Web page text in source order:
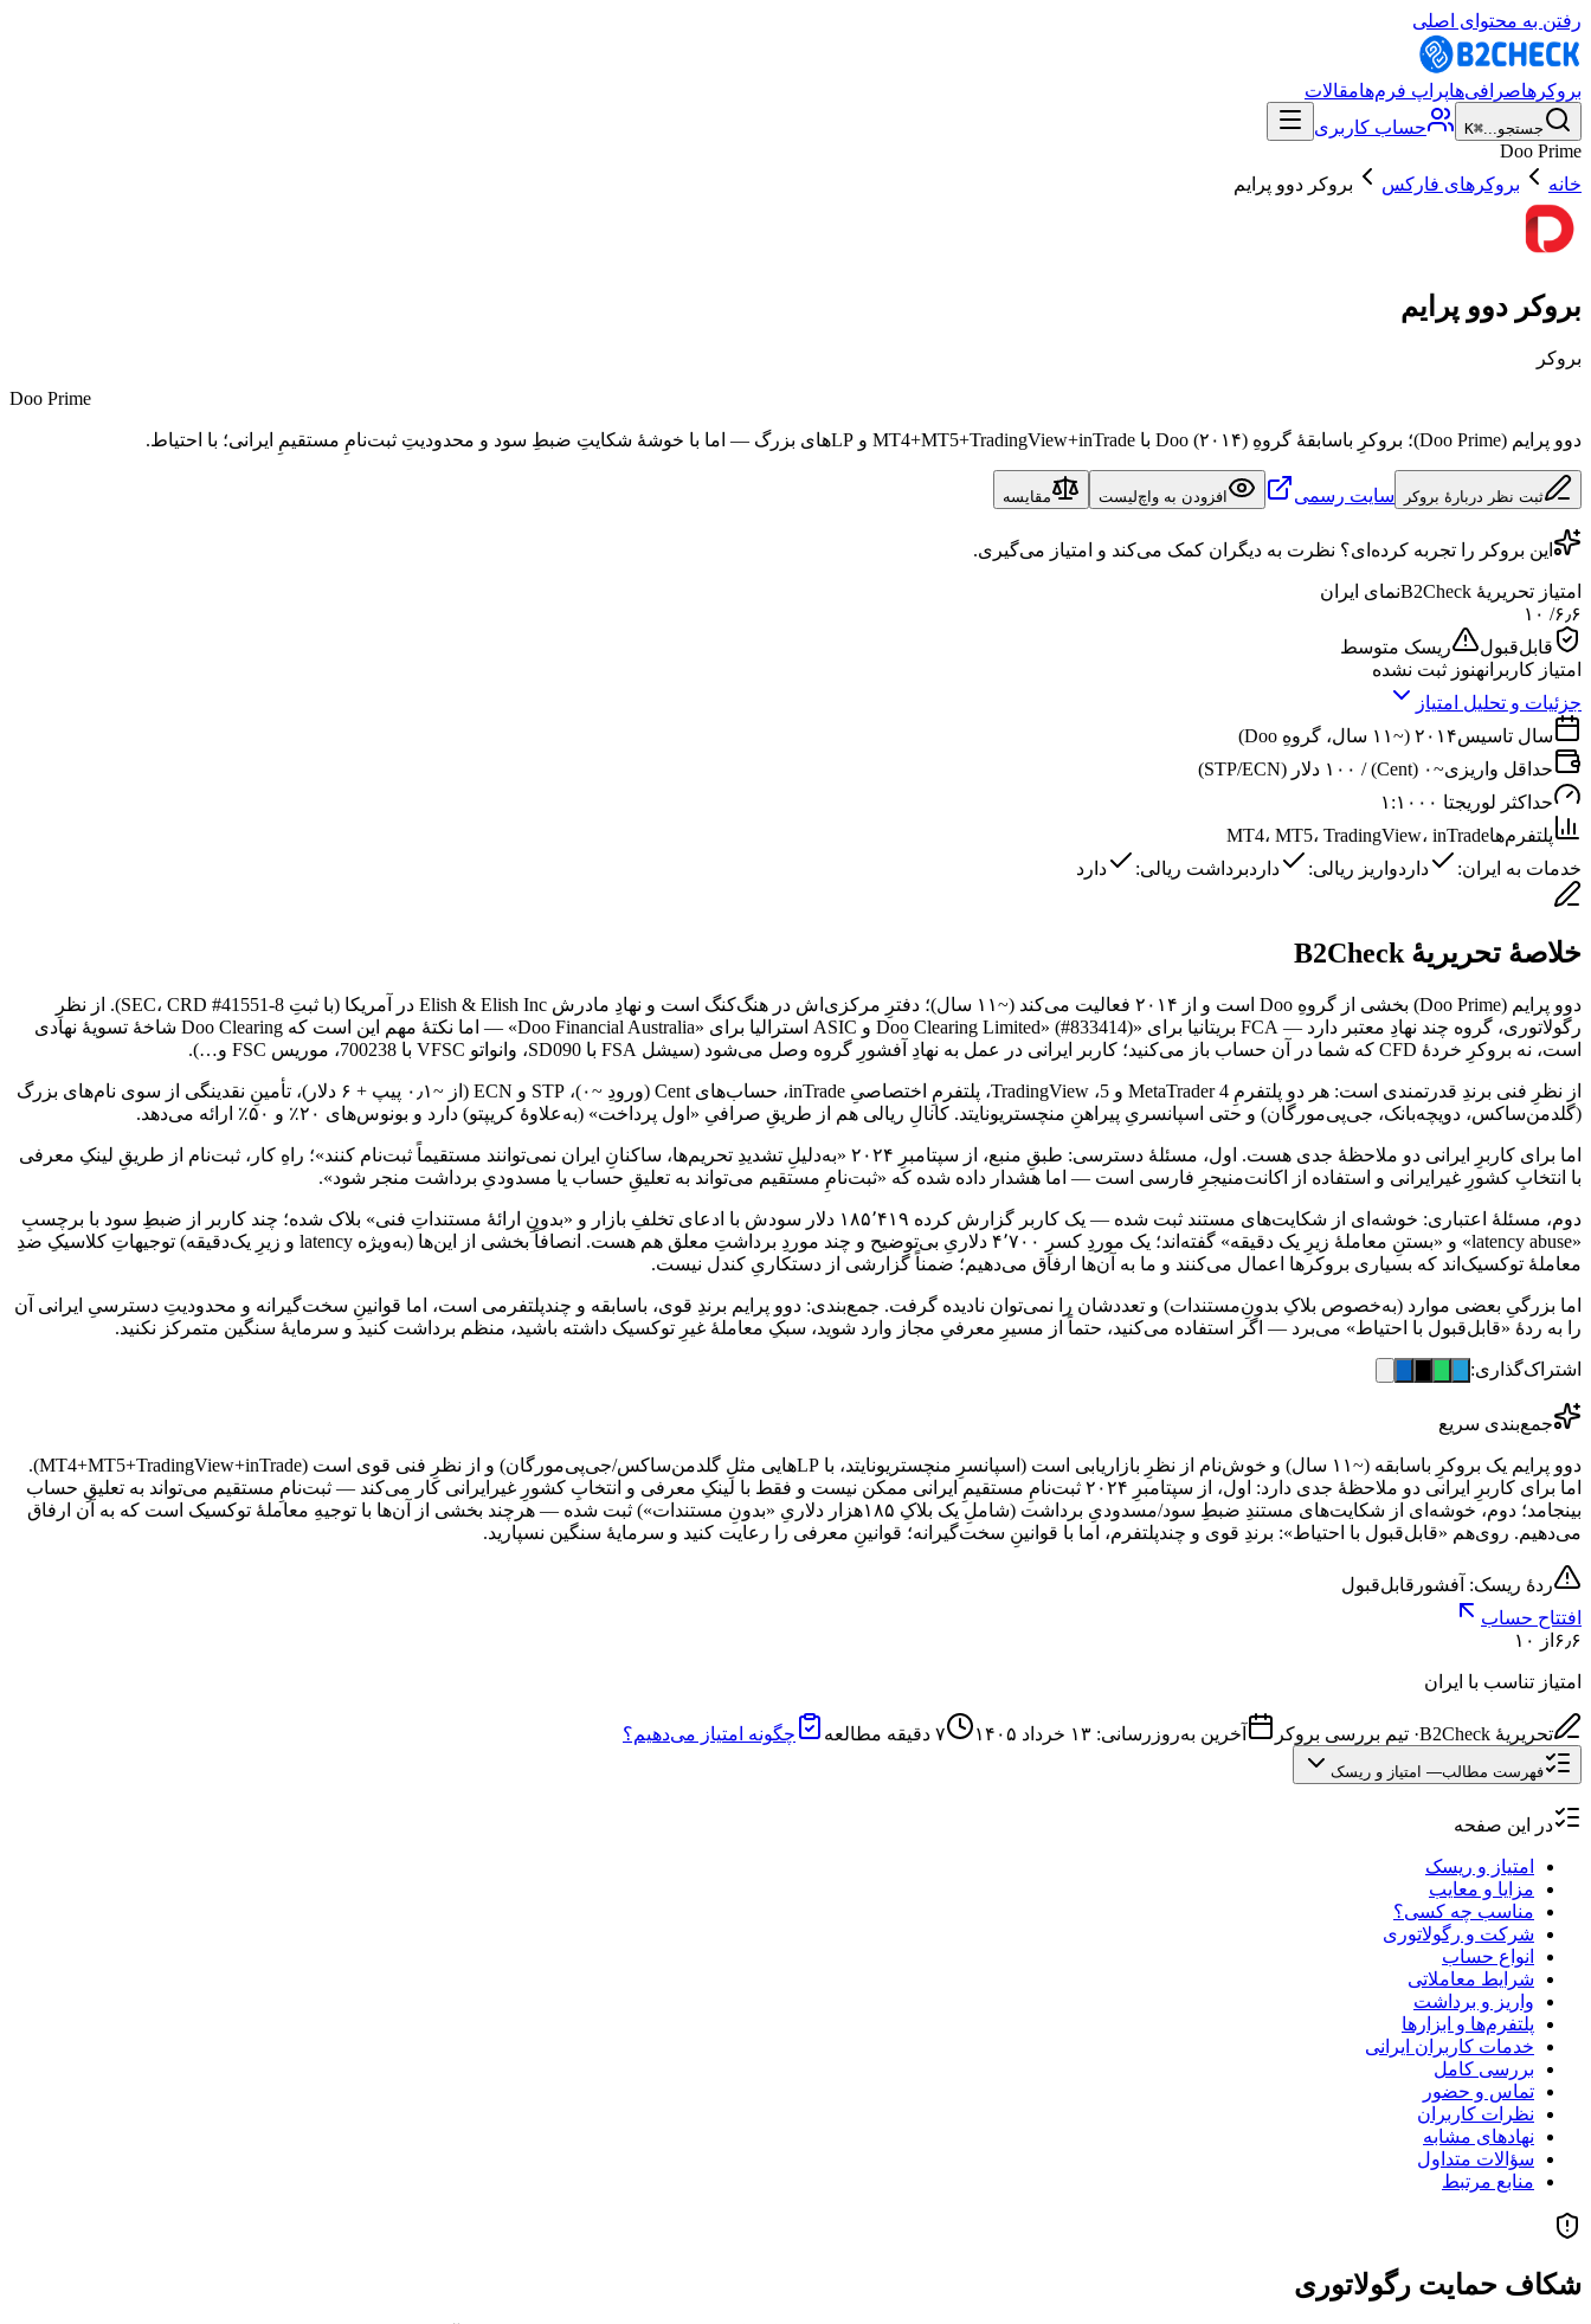
رفتن به محتوای اصلی
بروکرهاصرافی‌هاپراپ فرم‌هامقالات
جستجو...⌘K
حساب کاربری
Doo Prime
خانه
بروکرهای فارکس بروکر دوو پرایم
بروکر دوو پرایم
بروکر
Doo Prime
دوو پرایم (Doo Prime)؛ بروکرِ باسابقهٔ گروهِ Doo (۲۰۱۴) با MT4+MT5+TradingView+inTrade و LPهای بزرگ — اما با خوشهٔ شکایتِ ضبطِ سود و محدودیتِ ثبت‌نامِ مستقیمِ ایرانی؛ با احتیاط.
ثبت نظر دربارهٔ بروکر سایت رسمی افزودن به واچ‌لیست مقایسه
این بروکر را تجربه کرده‌ای؟ نظرت به دیگران کمک می‌کند و امتیاز می‌گیری.
امتیاز تحریریهٔ B2Check
نمای ایران
۶٫۶/ ۱۰
قابل‌قبول
ریسک متوسط
امتیاز کاربرانهنوز ثبت نشده
جزئیات و تحلیل امتیاز
سال تاسیس۲۰۱۴ (~۱۱ سال، گروهِ Doo)
حداقل واریزی~۰ (Cent) / ۱۰۰ دلار (STP/ECN)
حداکثر لوریجتا ۱:۱۰۰۰
پلتفرم‌هاMT4، MT5، TradingView، inTrade
خدمات به ایران:
داردواریز ریالی: داردبرداشت ریالی: دارد
خلاصهٔ تحریریهٔ B2Check
دوو پرایم (Doo Prime) بخشی از گروهِ Doo است و از ۲۰۱۴ فعالیت می‌کند (~۱۱ سال)؛ دفترِ مرکزی‌اش در هنگ‌کنگ است و نهادِ مادرش Elish & Elish Inc در آمریکا (با ثبتِ SEC، CRD #41551-8). از نظرِ
رگولاتوری، گروه چند نهادِ معتبر دارد — FCA بریتانیا برای «Doo Clearing Limited» (#833414) و ASIC استرالیا برای «Doo Financial Australia» — اما نکتهٔ مهم این است که Doo Clearing شاخهٔ تسویهٔ نهادی
است، نه بروکرِ خردهٔ CFD که شما در آن حساب باز می‌کنید؛ کاربر ایرانی در عمل به نهادِ آفشورِ گروه وصل می‌شود (سیشل FSA با SD090، وانواتو VFSC با 700238، موریس FSC و…).
از نظرِ فنی برندِ قدرتمندی است: هر دو پلتفرمِ MetaTrader 4 و 5، TradingView، پلتفرمِ اختصاصیِ inTrade، حساب‌های Cent (ورودِ ~۰)، STP و ECN (از ~۰٫۱ پیپ + ۶ دلار)، تأمینِ نقدینگی از سوی نام‌های بزرگ
(گلدمن‌ساکس، دویچه‌بانک، جی‌پی‌مورگان) و حتی اسپانسریِ پیراهنِ منچستریونایتد. کانالِ ریالی هم از طریقِ صرافیِ «اول پرداخت» (به‌علاوهٔ کریپتو) دارد و بونوس‌های ۲۰٪ و ۵۰٪ ارائه می‌دهد.
اما برای کاربرِ ایرانی دو ملاحظهٔ جدی هست. اول، مسئلهٔ دسترسی: طبقِ منبع، از سپتامبرِ ۲۰۲۴ «به‌دلیلِ تشدیدِ تحریم‌ها، ساکنانِ ایران نمی‌توانند مستقیماً ثبت‌نام کنند»؛ راهِ کار، ثبت‌نام از طریقِ لینکِ معرفی
با انتخابِ کشورِ غیرایرانی و استفاده از اکانت‌منیجرِ فارسی است — اما هشدار داده شده که «ثبت‌نامِ مستقیم می‌تواند به تعلیقِ حساب یا مسدودیِ برداشت منجر شود».
دوم، مسئلهٔ اعتباری: خوشه‌ای از شکایت‌های مستند ثبت شده — یک کاربر گزارش کرده ۱۸۵٬۴۱۹ دلار سودش با ادعای تخلفِ بازار و «بدونِ ارائهٔ مستنداتِ فنی» بلاک شده؛ چند کاربر از ضبطِ سود با برچسبِ
«latency abuse» و «بستنِ معاملهٔ زیرِ یک دقیقه» گفته‌اند؛ یک موردِ کسرِ ۴٬۷۰۰ دلاریِ بی‌توضیح و چند موردِ برداشتِ معلق هم هست. انصافاً بخشی از این‌ها (به‌ویژه latency و زیرِ یک‌دقیقه) توجیهاتِ کلاسیکِ ضدِ
معاملهٔ توکسیک‌اند که بسیاری بروکرها اعمال می‌کنند و ما به آن‌ها ارفاق می‌دهیم؛ ضمناً گزارشی از دستکاریِ کندل نیست.
اما بزرگیِ بعضی موارد (به‌خصوص بلاکِ بدونِ‌مستندات) و تعددشان را نمی‌توان نادیده گرفت. جمع‌بندی: دوو پرایم برندِ قوی، باسابقه و چندپلتفرمی است، اما قوانینِ سخت‌گیرانه و محدودیتِ دسترسیِ ایرانی آن
را به ردهٔ «قابل‌قبول با احتیاط» می‌برد — اگر استفاده می‌کنید، حتماً از مسیرِ معرفیِ مجاز وارد شوید، سبکِ معاملهٔ غیرِ توکسیک داشته باشید، منظم برداشت کنید و سرمایهٔ سنگین متمرکز نکنید.
اشتراک‌گذاری:
جمع‌بندی سریع
دوو پرایم یک بروکرِ باسابقه (~۱۱ سال) و خوش‌نام از نظرِ بازاریابی است (اسپانسرِ منچستریونایتد، با LPهایی مثلِ گلدمن‌ساکس/جی‌پی‌مورگان) و از نظرِ فنی قوی است (MT4+MT5+TradingView+inTrade).
اما برای کاربرِ ایرانی دو ملاحظهٔ جدی دارد: اول، از سپتامبرِ ۲۰۲۴ ثبت‌نامِ مستقیمِ ایرانی ممکن نیست و فقط با لینکِ معرفی و انتخابِ کشورِ غیرایرانی کار می‌کند — ثبت‌نامِ مستقیم می‌تواند به تعلیقِ حساب
بینجامد؛ دوم، خوشه‌ای از شکایت‌های مستندِ ضبطِ سود/مسدودیِ برداشت (شاملِ یک بلاکِ ۱۸۵هزار دلاریِ «بدونِ مستندات») ثبت شده — هرچند بخشی از آن‌ها با توجیهِ معاملهٔ توکسیک است که به آن ارفاق
می‌دهیم. روی‌هم «قابل‌قبول با احتیاط»: برندِ قوی و چندپلتفرم، اما با قوانینِ سخت‌گیرانه؛ قوانینِ معرفی را رعایت کنید و سرمایهٔ سنگین نسپارید.
ردهٔ ریسک: آفشور قابل‌قبول
افتتاح حساب
۶٫۶ از ۱۰
امتیاز تناسب با ایران
تحریریهٔ B2Check · تیم بررسی بروکر آخرین به‌روزرسانی: ۱۳ خرداد ۱۴۰۵ ۷ دقیقه مطالعه چگونه امتیاز می‌دهیم؟
فهرست مطالب— امتیاز و ریسک
در این صفحه
امتیاز و ریسک
مزایا و معایب
مناسب چه کسی؟
شرکت و رگولاتوری
انواع حساب
شرایط معاملاتی
واریز و برداشت
پلتفرم‌ها و ابزارها
خدمات کاربران ایرانی
بررسی کامل
تماس و حضور
نظرات کاربران
نهادهای مشابه
سؤالات متداول
منابع مرتبط
شکاف حمایت رگولاتوری